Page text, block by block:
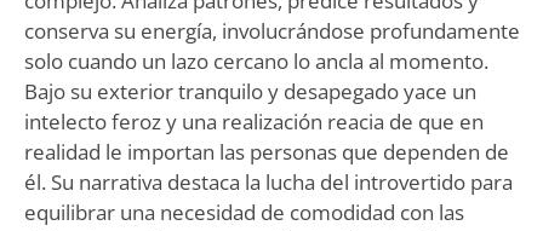
conserva su energía, involucrándose profundamente
solo cuando un lazo cercano lo ancla al momento.
Bajo su exterior tranquilo y desapegado yace un
intelecto feroz y una realización reacia de que en
realidad le importan las personas que dependen de
él. Su narrativa destaca la lucha del introvertido para
equilibrar una necesidad de comodidad con las